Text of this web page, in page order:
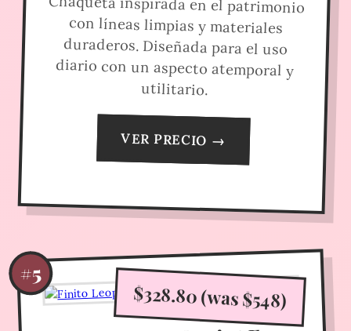
utilitario.
VER PRECIO →
#5
$328.80 (was $548)